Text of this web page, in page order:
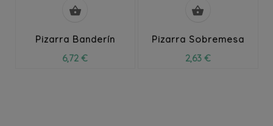

Pizarra Banderín
6,72 €

Pizarra Sobremesa
2,63 €